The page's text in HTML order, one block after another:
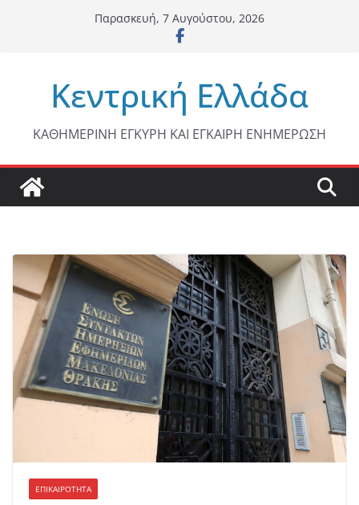
Παρασκευή, 7 Αυγούστου, 2026
Κεντρική Ελλάδα
ΚΑΘΗΜΕΡΙΝΗ ΕΓΚΥΡΗ ΚΑΙ ΕΓΚΑΙΡΗ ΕΝΗΜΕΡΩΣΗ
ΕΠΙΚΑΙΡΟΤΗΤΑ